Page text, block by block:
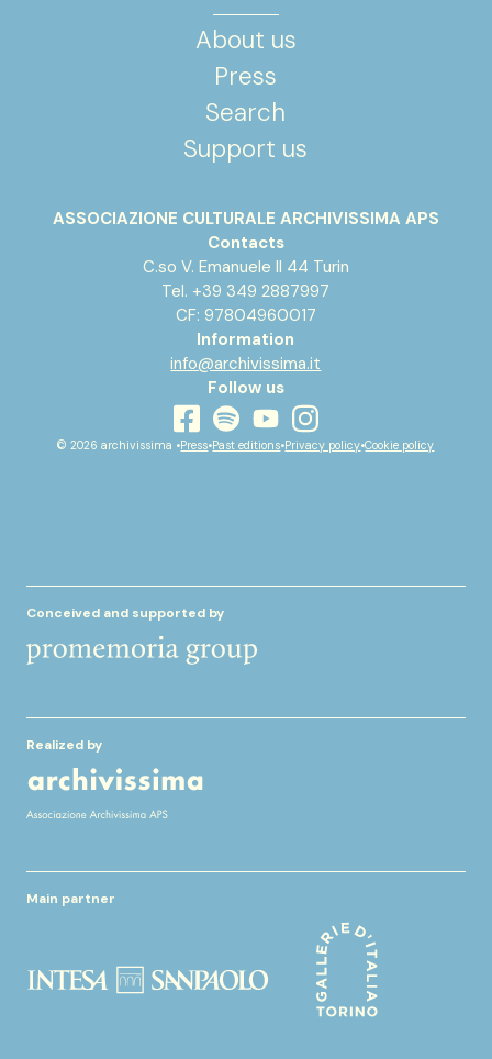
About us
Press
Search
Support us
ASSOCIAZIONE CULTURALE ARCHIVISSIMA APS
Contacts
C.so V. Emanuele II 44 Turin
Tel. +39 349 2887997
CF: 97804960017
Information
info@archivissima.it
Follow us
facebook
spotifyyoutubeinstagram
© 2026 archivissima •Press•Past editions•Privacy policy•Cookie policy
Conceived and supported by
Realized by
Main partner